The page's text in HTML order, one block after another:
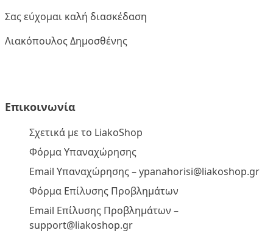
Σας εύχομαι καλή διασκέδαση
Λιακόπουλος Δημοσθένης
Επικοινωνία
Σχετικά με το LiakoShop
Φόρμα Υπαναχώρησης
Email Υπαναχώρησης –ypanahorisi@liakoshop.gr
Φόρμα Επίλυσης Προβλημάτων
Email Επίλυσης Προβλημάτων –
support@liakoshop.gr